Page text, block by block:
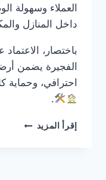
العملاء وسهولة
داخل المنازل
باختصار،
الفجيرة يضمن
احترافي، وحماية
.
إقرأ المزيد شركة